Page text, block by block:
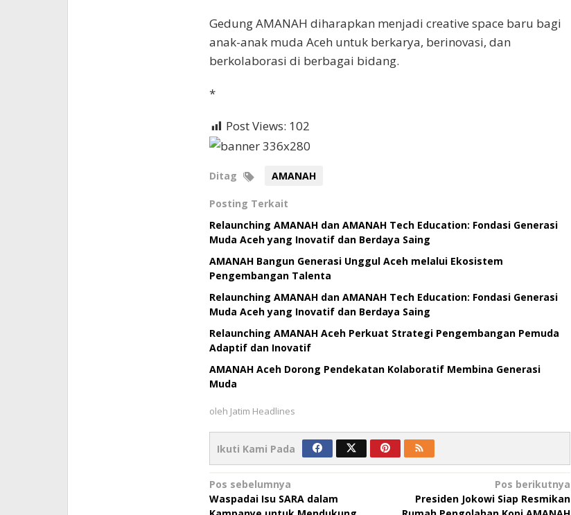
Gedung AMANAH diharapkan menjadi creative space baru bagi
anak-anak muda Aceh untuk berkarya, berinovasi, dan
berkolaborasi di berbagai bidang.
*
Post Views: 102
Ditag AMANAH
Posting Terkait
Relaunching AMANAH dan AMANAH Tech Education: Fondasi Generasi
Muda Aceh yang Inovatif dan Berdaya Saing
AMANAH Bangun Generasi Unggul Aceh melalui Ekosistem
Pengembangan Talenta
Relaunching AMANAH dan AMANAH Tech Education: Fondasi Generasi
Muda Aceh yang Inovatif dan Berdaya Saing
Relaunching AMANAH Aceh Perkuat Strategi Pengembangan Pemuda
Adaptif dan Inovatif
AMANAH Aceh Dorong Pendekatan Kolaboratif Membina Generasi
Muda
oleh Jatim Headlines
Ikuti Kami Pada
Navigasi
pos
Pos sebelumnya
Waspadai Isu SARA dalam
Pos berikutnya
Presiden Jokowi Siap Resmikan